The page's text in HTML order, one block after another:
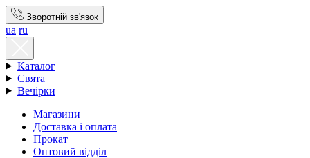
Зворотній зв'язок
ua ru
Каталог
Свята
Вечірки
Магазини
Доставка і оплата
Прокат
Оптовий відділ